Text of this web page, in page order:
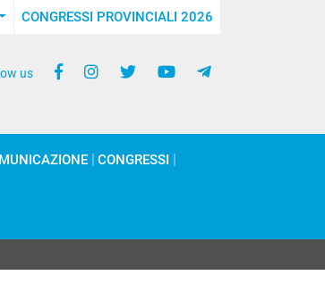
CONGRESSI PROVINCIALI 2026
us
CONGRESSI